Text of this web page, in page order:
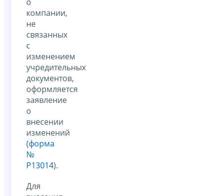
компании,
не
связанных
с
изменением
учредительных
документов,
оформляется
заявление
о
внесении
изменений
(форма
№
Р13014).
Для